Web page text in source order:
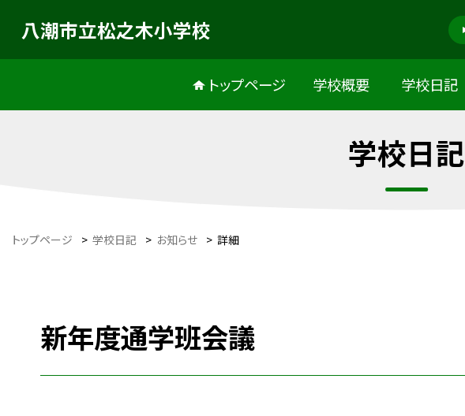
八潮市立松之木小学校
トップページ 学校概要 学校日記
学校日記
トップページ > 学校日記 > お知らせ > 詳細
新年度通学班会議